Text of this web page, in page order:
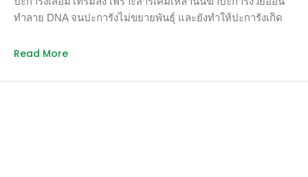
ทำลาย DNA จนปะการังไม่ขยายพันธุ์ และยังทำให้ปะการังเกิด
ยามเที่ยวทะเลมีส่วนทำร้ายปะการัง
Read More